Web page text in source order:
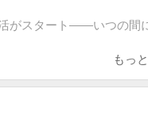
がスタート――いつの間
、川で溺れていた譲を
もっ